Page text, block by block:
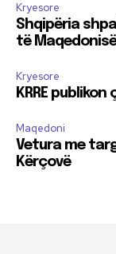
Kryesore
Shqipëria
të Maqedonisë
Kryesore
KRRE
Maqedoni
Vetura me
Kërçovë